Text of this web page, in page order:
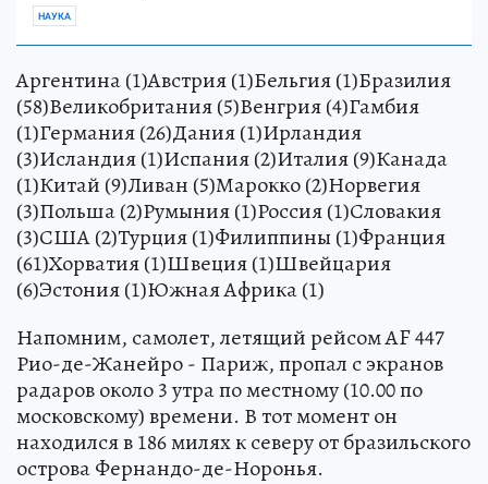
НАУКА
Аргентина (1)Австрия (1)Бельгия (1)Бразилия
(58)Великобритания (5)Венгрия (4)Гамбия
(1)Германия (26)Дания (1)Ирландия
(3)Исландия (1)Испания (2)Италия (9)Канада
(1)Китай (9)Ливан (5)Марокко (2)Норвегия
(3)Польша (2)Румыния (1)Россия (1)Словакия
(3)США (2)Турция (1)Филиппины (1)Франция
(61)Хорватия (1)Швеция (1)Швейцария
(6)Эстония (1)Южная Африка (1)
Напомним, самолет, летящий рейсом AF 447
Рио-де-Жанейро - Париж, пропал с экранов
радаров около 3 утра по местному (10.00 по
московскому) времени. В тот момент он
находился в 186 милях к северу от бразильского
острова Фернандо-де-Норонья.